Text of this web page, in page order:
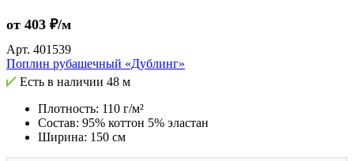
от 403 ₽/м
Арт. 401539
Поплин рубашечный «Дублинг»
Есть в наличии 48 м
Плотность: 110 г/м²
Состав: 95% коттон 5% эластан
Ширина: 150 см